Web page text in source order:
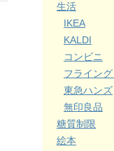
生活
IKEA
KALDI
コンビニ
フライン
東急ハンズ
無印良品
糖質制限
絵本